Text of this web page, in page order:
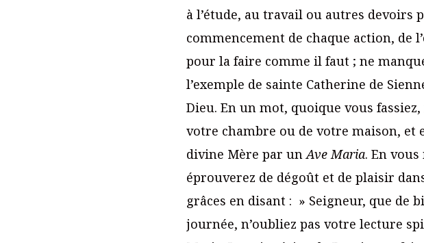
à l’étude, au travail ou autres devoirs
commencement de chaque action, de
pour la faire comme il faut ; ne
l’exemple de sainte Catherine de
Dieu. En un mot, quoique vous
votre chambre ou de votre maison,
divine Mère par unAve Maria. En
éprouverez de dégoût et de plaisir
grâces en disant : » Seigneur, que de
journée, n’oubliez pas votre lecture